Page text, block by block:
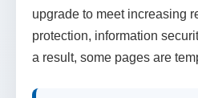
upgrade to meet increasing
protection, information
a result, some pages are